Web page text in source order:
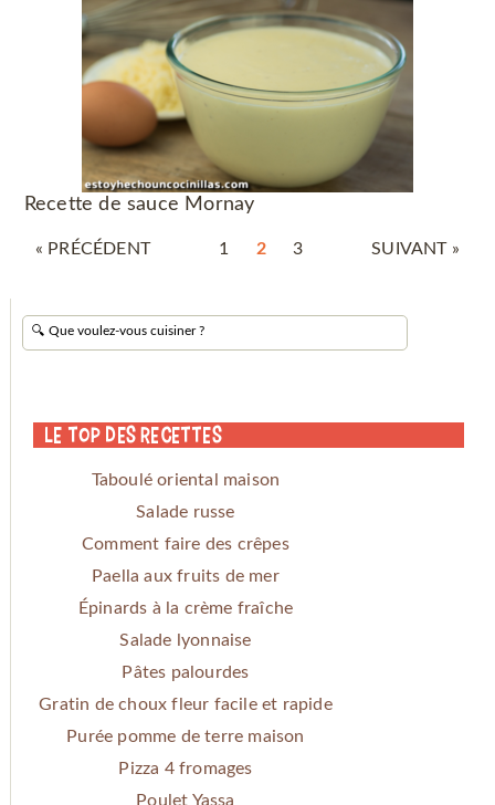
Recette de sauce Mornay
« PRÉCÉDENT 1 2 3 SUIVANT »
Le Top des Recettes
Taboulé oriental maison
Salade russe
Comment faire des crêpes
Paella aux fruits de mer
Épinards à la crème fraîche
Salade lyonnaise
Pâtes palourdes
Gratin de choux fleur facile et rapide
Purée pomme de terre maison
Pizza 4 fromages
Poulet Yassa